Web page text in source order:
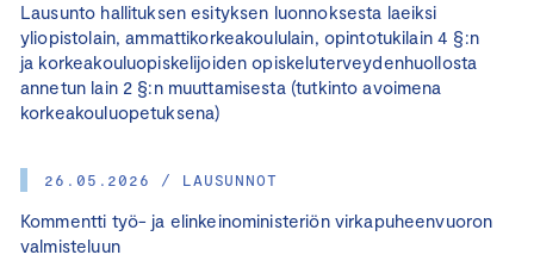
Lausunto hallituksen esityksen luonnoksesta laeiksi
yliopistolain, ammattikorkeakoululain, opintotukilain 4 §:n
ja korkeakouluopiskelijoiden opiskeluterveydenhuollosta
annetun lain 2 §:n muuttamisesta (tutkinto avoimena
korkeakouluopetuksena)
26.05.2026 / LAUSUNNOT
Kommentti työ- ja elinkeinoministeriön virkapuheenvuoron
valmisteluun